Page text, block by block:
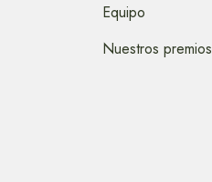
Equipo
Nuestros premios